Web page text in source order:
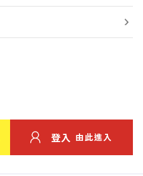
登入 由此進入